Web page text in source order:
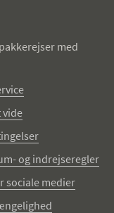
med
vide
og indrejseregler
sociale medier